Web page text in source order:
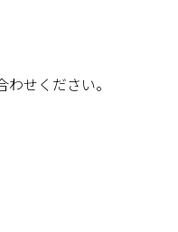
せください。